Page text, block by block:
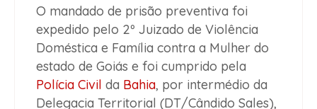
O mandado de prisão preventiva foi
expedido pelo 2º Juizado de Violência
Doméstica e Família contra a Mulher do
estado de Goiás e foi cumprido pela
Polícia Civil da Bahia, por intermédio da
Delegacia Territorial (DT/Cândido Sales),